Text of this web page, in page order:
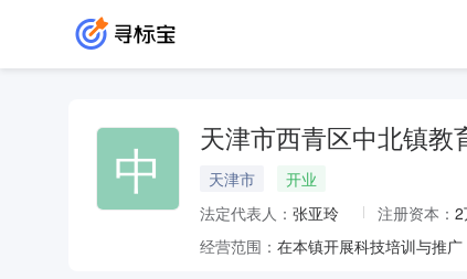
中 天津市西青区中北镇教
天津市
开业
法定代表人： 张亚玲 注册资本：
经营范围： 在本镇开展科技培训与推